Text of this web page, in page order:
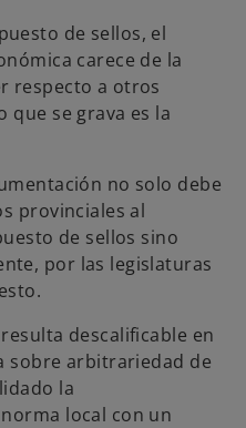
de sellos, el
carece de la
respecto a otros
se grava es la
no solo debe
provinciales al
de sellos sino
por las legislaturas
descalificable en
sobre arbitrariedad de
la
local con un